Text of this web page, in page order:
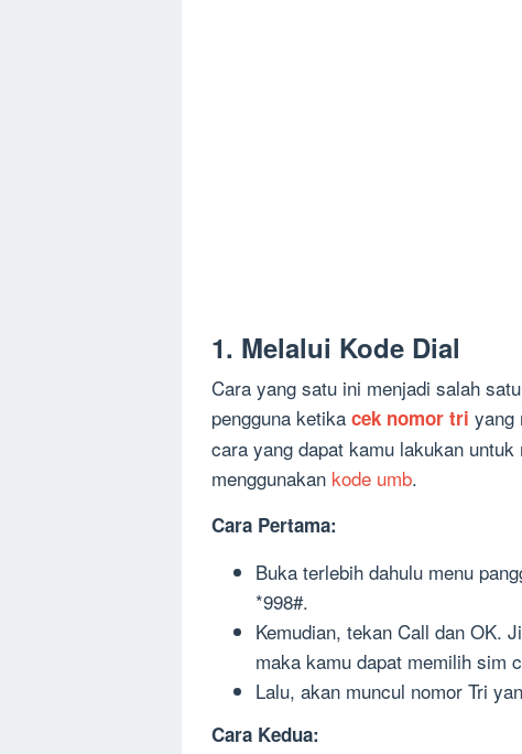
1. Melalui Kode Dial
Cara yang satu ini menjadi salah
pengguna ketika cek nomor tri yang
cara yang dapat kamu lakukan
menggunakan kode umb.
Cara Pertama:
Buka terlebih dahulu menu
*998#.
Kemudian, tekan Call dan OK.
maka kamu dapat memilih sim
Lalu, akan muncul nomor Tri
Cara Kedua: